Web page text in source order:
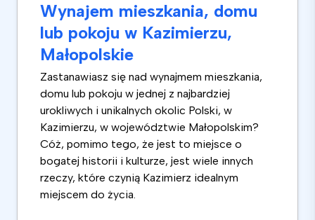
Wynajem mieszkania, domu
lub pokoju w Kazimierzu,
Małopolskie
Zastanawiasz się nad wynajmem mieszkania,
domu lub pokoju w jednej z najbardziej
urokliwych i unikalnych okolic Polski, w
Kazimierzu, w województwie Małopolskim?
Cóż, pomimo tego, że jest to miejsce o
bogatej historii i kulturze, jest wiele innych
rzeczy, które czynią Kazimierz idealnym
miejscem do życia.